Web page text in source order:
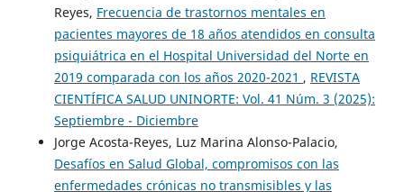
Reyes, Frecuencia de trastornos mentales en
pacientes mayores de 18 años atendidos en consulta
psiquiátrica en el Hospital Universidad del Norte en
2019 comparada con los años 2020-2021 , REVISTA
CIENTÍFICA SALUD UNINORTE: Vol. 41 Núm. 3 (2025):
Septiembre - Diciembre
Jorge Acosta-Reyes, Luz Marina Alonso-Palacio,
Desafíos en Salud Global, compromisos con las
enfermedades crónicas no transmisibles y las